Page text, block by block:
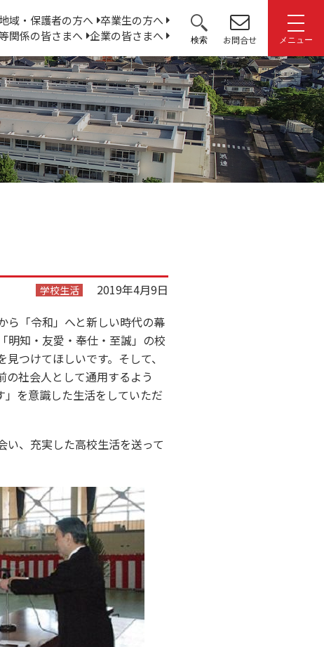
地域・保護者の方へ 卒業生の方へ
関係の皆さまへ 企業の皆さまへ 検索
サ
イ
ト
内
検
索:
お問合せ メニュー
学校生活
2019年4月9日
ら「令和」へと新しい時代の幕
明知・友愛・奉仕・至誠」の校
つけてほしいです。そして、
社会人として通用するよう
を意識した生活をしていただ
、充実した高校生活を送って